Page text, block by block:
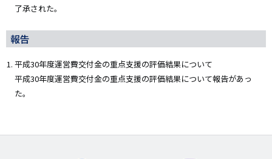
了承された。
報告
平成30年度運営費交付金の重点支援の評価結果について
平成30年度運営費交付金の重点支援の評価結果について報告があっ
た。